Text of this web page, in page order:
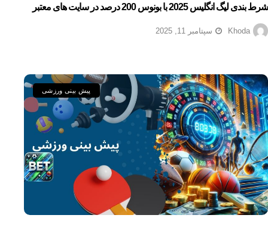
شرط بندی لیگ انگلیس 2025 با بونوس 200 درصد در سایت های معتبر
Khoda سپتامبر 11, 2025
پیش بینی ورزشی